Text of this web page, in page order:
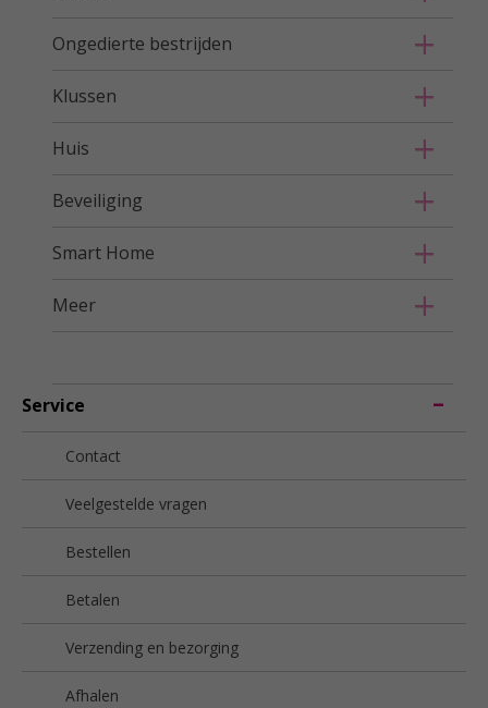
Ongedierte bestrijden
Klussen
Huis
Beveiliging
Smart Home
Meer
Service
Contact
Veelgestelde vragen
Bestellen
Betalen
Verzending en bezorging
Afhalen